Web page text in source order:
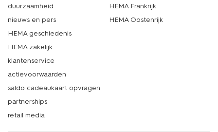
duurzaamheid
nieuws en pers
HEMA geschiedenis
HEMA zakelijk
klantenservice
actievoorwaarden
saldo cadeaukaart opvragen
partnerships
retail media
HEMA Frankrijk
HEMA Oostenrijk